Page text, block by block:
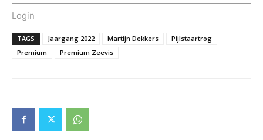
Login
TAGS Jaargang 2022 Martijn Dekkers
Pijlstaartrog
Premium
Premium Zeevis